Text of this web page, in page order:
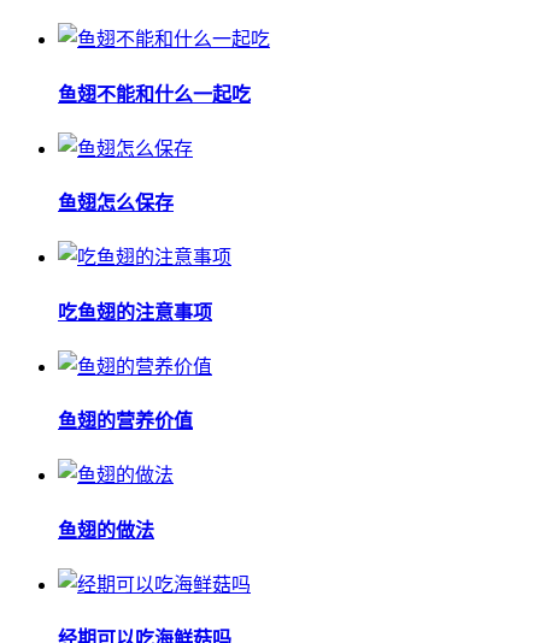
鱼翅不能和什么一起吃
鱼翅怎么保存
吃鱼翅的注意事项
鱼翅的营养价值
鱼翅的做法